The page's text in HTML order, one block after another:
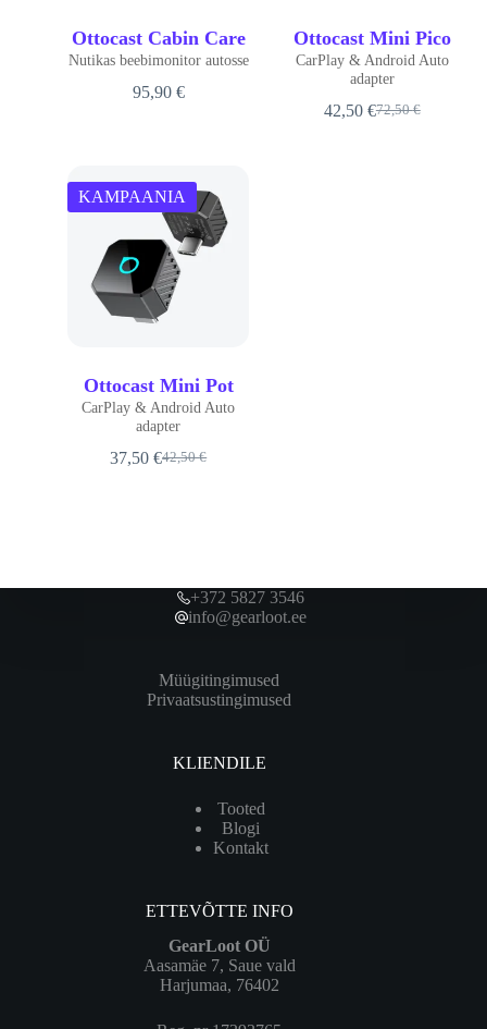
Ottocast Cabin Care
Nutikas beebimonitor autosse
95,90 €
Ottocast Mini Pico
CarPlay & Android Auto
adapter
72,50€
42,50 €
KAMPAANIA
Ottocast Mini Pot
CarPlay & Android Auto
adapter
42,50€
37,50€
+372 5827 3546
info@gearloot.ee
Müügitingimused
Privaatsustingimused
KLIENDILE
Tooted
Blogi
Kontakt
ETTEVÕTTE INFO
GearLoot OÜ
Aasamäe 7, Saue vald
Harjumaa, 76402